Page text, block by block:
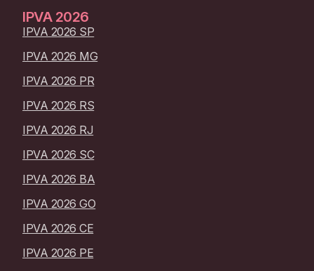
IPVA 2026
IPVA 2026 SP
IPVA 2026 MG
IPVA 2026 PR
IPVA 2026 RS
IPVA 2026 RJ
IPVA 2026 SC
IPVA 2026 BA
IPVA 2026 GO
IPVA 2026 CE
IPVA 2026 PE